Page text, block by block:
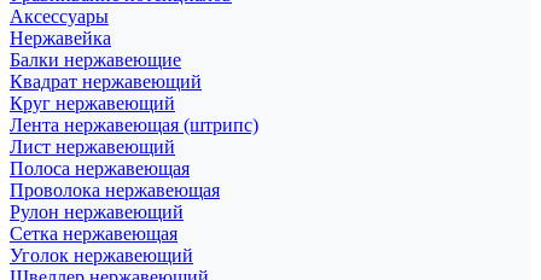
Аксессуары
Нержавейка
Балки нержавеющие
Квадрат нержавеющий
Круг нержавеющий
Лента нержавеющая (штрипс)
Лист нержавеющий
Полоса нержавеющая
Проволока нержавеющая
Рулон нержавеющий
Сетка нержавеющая
Уголок нержавеющий